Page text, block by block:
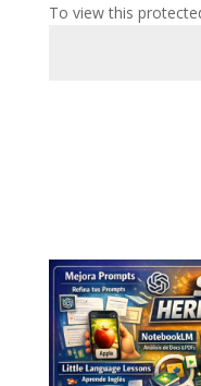
To view this